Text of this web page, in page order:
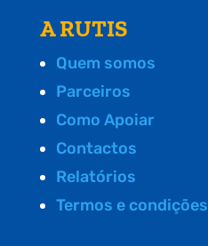
A RUTIS
Quem somos
Parceiros
Como Apoiar
Contactos
Relatórios
Termos e condições